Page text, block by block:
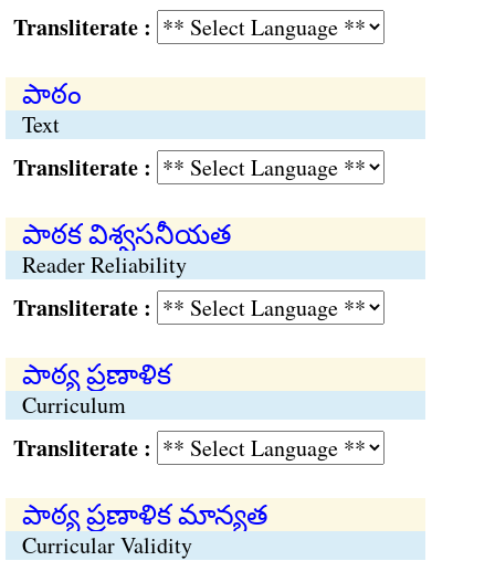
:
పాఠం
Text
:
పాఠక విశ్వసనీయత
Reader Reliability
:
పాఠ్య ప్రణాళిక
Curriculum
:
పాఠ్య ప్రణాళిక మాన్యత
Curricular Validity